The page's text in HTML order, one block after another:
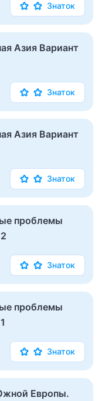
Знаток
Азия Вариант
Знаток
Азия Вариант
Знаток
проблемы
Знаток
проблемы
Знаток
Европы.